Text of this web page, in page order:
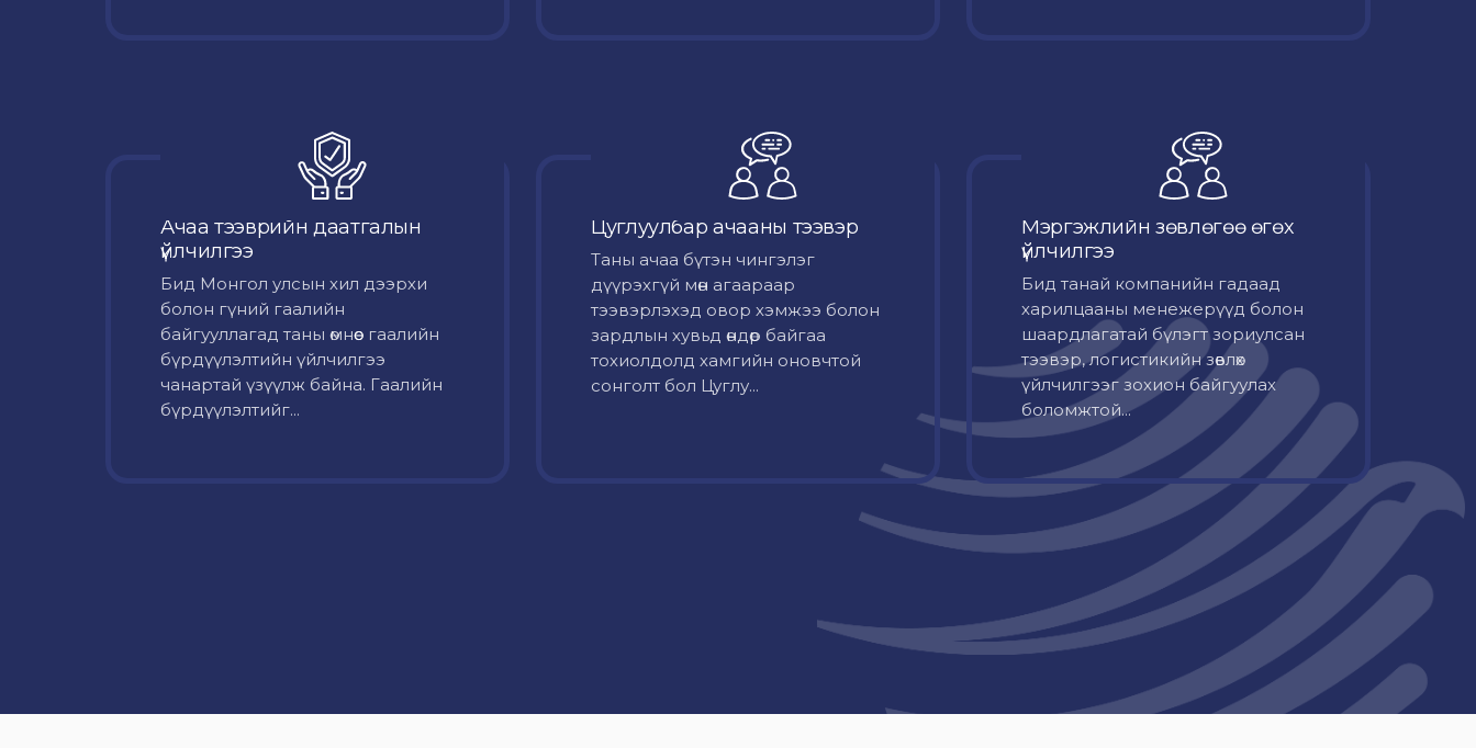
Ачаа тээврийн даатгалын
үйлчилгээ
Бид Монгол улсын хил дээрхи
болон гүний гаалийн
байгууллагад таны өмнөөс гаалийн
бүрдүүлэлтийн үйлчилгээ
чанартай үзүүлж байна. Гаалийн
бүрдүүлэлтийг...
Цуглуулбар ачааны тээвэр
Таны ачаа бүтэн чингэлэг
дүүрэхгүй мөн агаараар
тээвэрлэхэд овор хэмжээ болон
зардлын хувьд өндөр байгаа
тохиолдолд хамгийн оновчтой
сонголт бол Цуглу...
Мэргэжлийн зөвлөгөө өгөх
үйлчилгээ
Бид танай компанийн гадаад
харилцааны менежерүүд болон
шаардлагатай бүлэгт зориулсан
тээвэр, логистикийн зөвлөх
үйлчилгээг зохион байгуулах
боломжтой...